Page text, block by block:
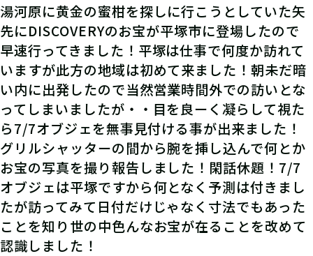
湯河原に黄金の蜜柑を探しに行こうとしていた矢
先にDISCOVERYのお宝が平塚市に登場したので
早速行ってきました！平塚は仕事で何度か訪れて
いますが此方の地域は初めて来ました！朝未だ暗
い内に出発したので当然営業時間外での訪いとな
ってしまいましたが・・目を良ーく凝らして視た
ら7/7オブジェを無事見付ける事が出来ました！
グリルシャッターの間から腕を挿し込んで何とか
お宝の写真を撮り報告しました！閑話休題！7/7
オブジェは平塚ですから何となく予測は付きまし
たが訪ってみて日付だけじゃなく寸法でもあった
ことを知り世の中色んなお宝が在ることを改めて
認識しました！